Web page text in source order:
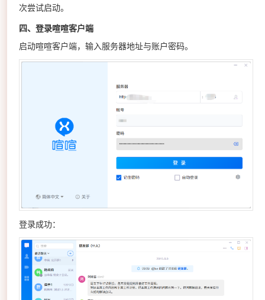
次尝试启动。
四、登录喧喧客户端
启动喧喧客户端，输入服务器地址与账户密码。
登录成功：